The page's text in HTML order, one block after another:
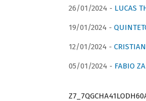
26/01/2024 - LUCAS
19/01/2024 -
12/01/2024 -
05/01/2024 - FABIO